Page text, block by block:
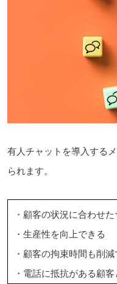
有人チャットを導入する
られます。
・顧客の状況に合わせ
・生産性を向上できる
・顧客の拘束時間も削減
・電話に抵抗がある顧